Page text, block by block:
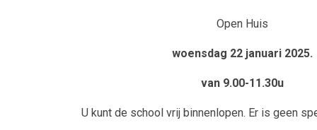
Open Huis
woensdag 22 januari 2025.
van 9.00-11.30u
U kunt de school vrij binnenlopen. Er is geen